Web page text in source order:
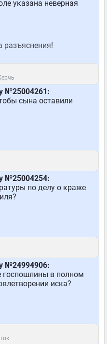
указана неверная
разъяснения!
№25004261:
сына оставили
№25004254:
по делу о краже
№24994906:
госпошлины в полном
иска?